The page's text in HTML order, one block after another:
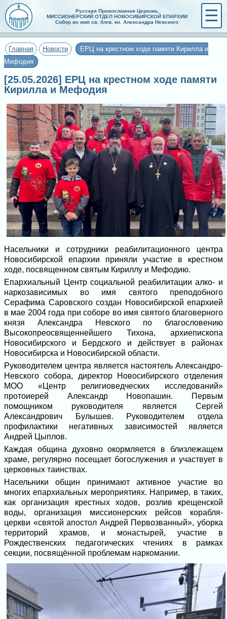
Русская Православная Церковь
МИССИОНЕРСКИЙ ОТДЕЛ НОВОСИБИРСКОЙ ЕПАРХИИ
Собор во имя св. блгв. кн. Александра Невского
☰
Главная Новости
ЕРЦ на крестном ходе памяти Кирилла и
Мефодия
[25.05.2026] ЕРЦ на крестном ходе памяти
Кирилла и Мефодия
Насельники и сотрудники реабилитационного центра
Новосибирской епархии приняли участие в крестном
ходе, посвященном святым Кириллу и Мефодию.
Епархиальный Центр социальной реабилитации алко- и
наркозависимых во имя святого преподобного
Серафима Саровского создан Новосибирской епархией
в мае 2004 года при соборе во имя святого благоверного
князя Александра Невского по благословению
Высокопреосвященнейшего Тихона, архиепископа
Новосибирского и Бердского и действует в районах
Новосибирска и Новосибирской области.
Руководителем центра является настоятель Александро-
Невского собора, директор Новосибирского отделения
МОО «Центр религиоведческих исследований»
протоиерей Александр Новопашин. Первым
помощником руководителя является Сергей
Александрович Булышев. Руководителем отдела
профилактики негативных зависимостей является
Андрей Цыплов.
Каждая община духовно окормляется в близлежащем
храме, регулярно посещает богослужения и участвует в
церковных таинствах.
Насельники общин принимают активное участие во
многих епархиальных мероприятиях. Например, в таких,
как организация крестных ходов, розлив крещенской
воды, организация миссионерских рейсов корабля-
церкви «святой апостол Андрей Первозванный», уборка
территорий храмов, и монастырей, участие в
Рождественских педагогических чтениях в рамках
секции, посвящённой проблемам наркомании.